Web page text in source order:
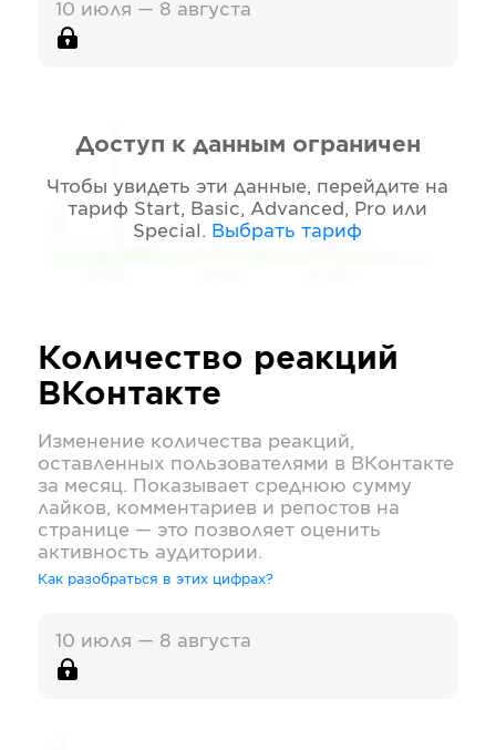
10 июля — 8 августа
Доступ к данным ограничен
Чтобы увидеть эти данные, перейдите на
тариф Start, Basic, Advanced, Pro или
Special . Выбрать тариф
Количество реакций
ВКонтакте
Изменение количества реакций,
оставленных пользователями в ВКонтакте
за месяц. Показывает среднюю сумму
лайков, комментариев и репостов на
странице — это позволяет оценить
активность аудитории.
Как разобраться в этих цифрах?
10 июля — 8 августа